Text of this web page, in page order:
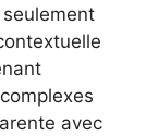
avec